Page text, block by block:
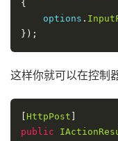
{
    options
.
});
这样你就可以在控制
HttpPost
public